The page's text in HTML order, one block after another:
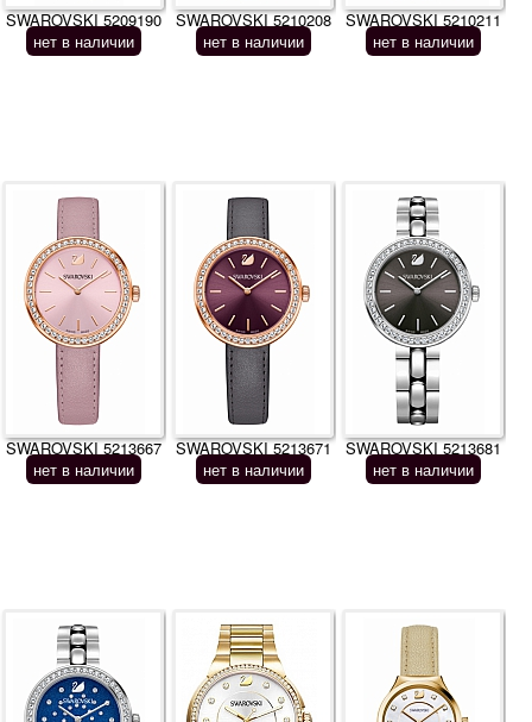
SWAROVSKI 5209190
нет в наличии
SWAROVSKI 5210208
нет в наличии
SWAROVSKI 5210211
нет в наличии
SWAROVSKI 5213667
нет в наличии
SWAROVSKI 5213671
нет в наличии
SWAROVSKI 5213681
нет в наличии